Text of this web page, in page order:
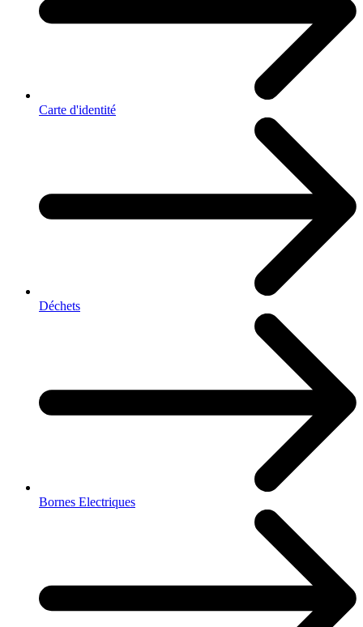
Carte d'identité
Déchets
Bornes Electriques